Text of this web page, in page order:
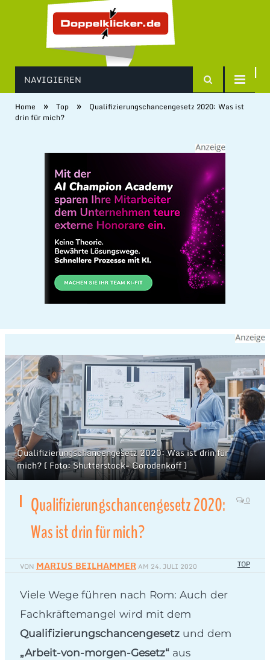
NAVIGIEREN
Home » Top »
Qualifizierungschancengesetz 2020: Was ist
drin für mich?
Qualifizierungschancengesetz 2020: Was ist drin für
mich? ( Foto: Shutterstock- Gorodenkoff )
Qualifizierungschancengesetz 2020:
Was ist drin für mich?
0
VON MARIUS BEILHAMMERAM 24. JULI 2020 TOP
Viele Wege führen nach Rom: Auch der
Fachkräftemangel wird mit dem
Qualifizierungschancengesetz und dem
„Arbeit-von-morgen-Gesetz“ aus